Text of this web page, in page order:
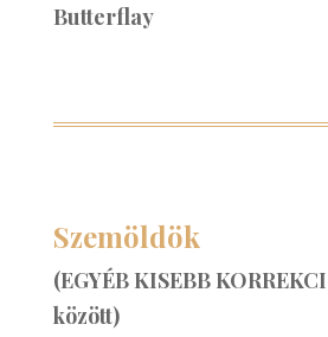
Butterflay
Szemöldök
(EGYÉB KISEBB
között)